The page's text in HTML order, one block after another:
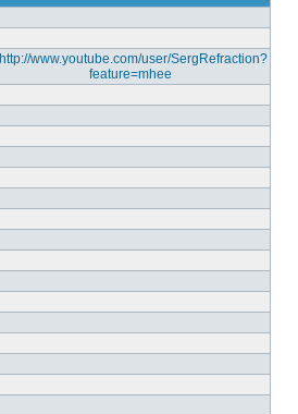
http://www.youtube.com/user/SergRefraction?
feature=mhee